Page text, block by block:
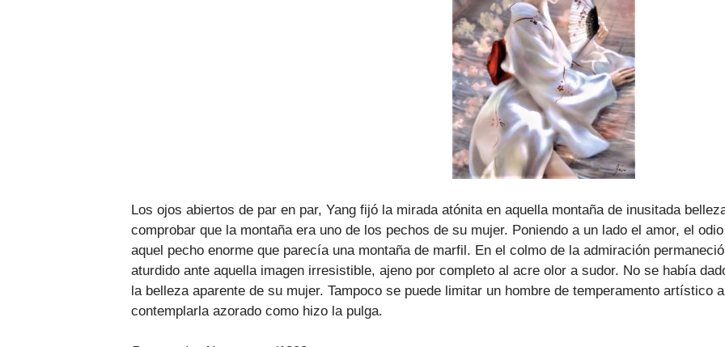
Los ojos abiertos de par en par, Yang fijó la mirada atónita en aquella montaña de inusitada
comprobar que la montaña era uno de los pechos de su mujer. Poniendo a un lado el amor, el
aquel pecho enorme que parecía una montaña de marfil. En el colmo de la admiración
aturdido ante aquella imagen irresistible, ajeno por completo al acre olor a sudor. No se había
la belleza aparente de su mujer. Tampoco se puede limitar un hombre de temperamento artístico
contemplarla azorado como hizo la pulga.